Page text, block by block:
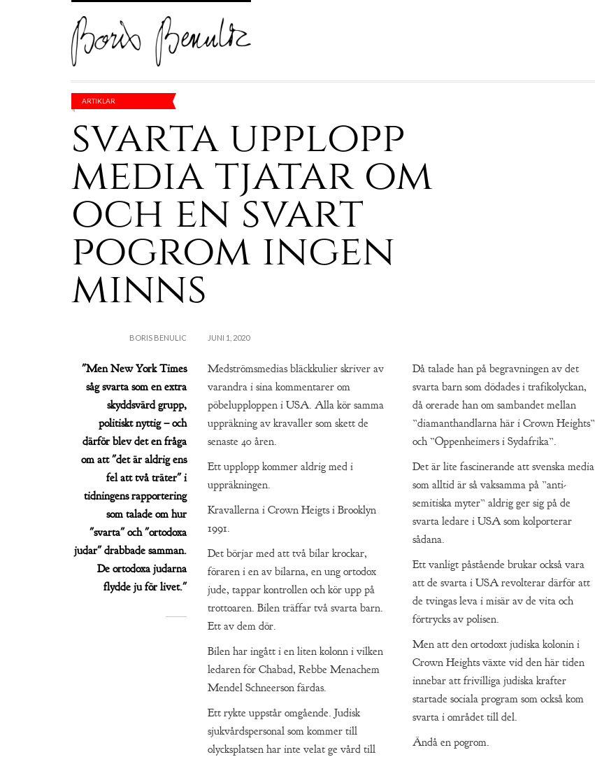
ARTIKLAR
svarta upplopp
media tjatar om
och en svart
pogrom ingen
minns
BORIS BENULIC
"Men New York Times
såg svarta som en extra
skyddsvärd grupp,
politiskt nyttig – och
därför blev det en fråga
om att "det är aldrig ens
fel att två träter" i
tidningens rapportering
som talade om hur
"svarta" och "ortodoxa
judar" drabbade samman.
De ortodoxa judarna
flydde ju för livet."
JUNI 1, 2020
Medströmsmedias bläckkulier skriver av
varandra i sina kommentarer om
pöbelupploppen i USA. Alla kör samma
uppräkning av kravaller som skett de
senaste 40 åren.
Ett upplopp kommer aldrig med i
uppräkningen.
Kravallerna i Crown Heigts i Brooklyn
1991.
Det börjar med att två bilar krockar,
föraren i en av bilarna, en ung ortodox
jude, tappar kontrollen och kör upp på
trottoaren. Bilen träffar två svarta barn.
Ett av dem dör.
Bilen har ingått i en liten kolonn i vilken
ledaren för Chabad, Rebbe Menachem
Mendel Schneerson färdas.
Ett rykte uppstår omgående. Judisk
sjukvårdspersonal som kommer till
olycksplatsen har inte velat ge vård till
Då talade han på begravningen av det
svarta barn som dödades i trafikolyckan,
då orerade han om sambandet mellan
”diamanthandlarna här i Crown Heights”
och ”Oppenheimers i Sydafrika”.
Det är lite fascinerande att svenska media
som alltid är så vaksamma på ”anti-
semitiska myter” aldrig ger sig på de
svarta ledare i USA som kolporterar
sådana.
Ett vanligt påstående brukar också vara
att de svarta i USA revolterar därför att
de tvingas leva i misär av de vita och
förtrycks av polisen.
Men att den ortodoxt judiska kolonin i
Crown Heights växte vid den här tiden
innebar att frivilliga judiska krafter
startade sociala program som också kom
svarta i området till del.
Ändå en pogrom.